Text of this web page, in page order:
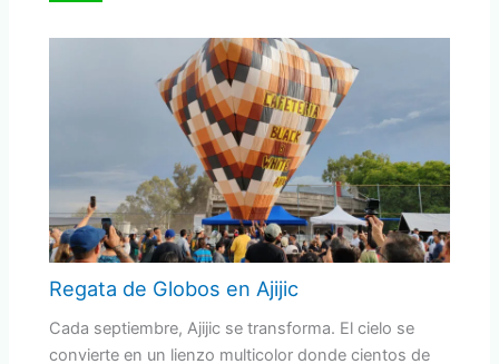
Regata de Globos en Ajijic
Cada septiembre, Ajijic se transforma. El cielo se
convierte en un lienzo multicolor donde cientos de